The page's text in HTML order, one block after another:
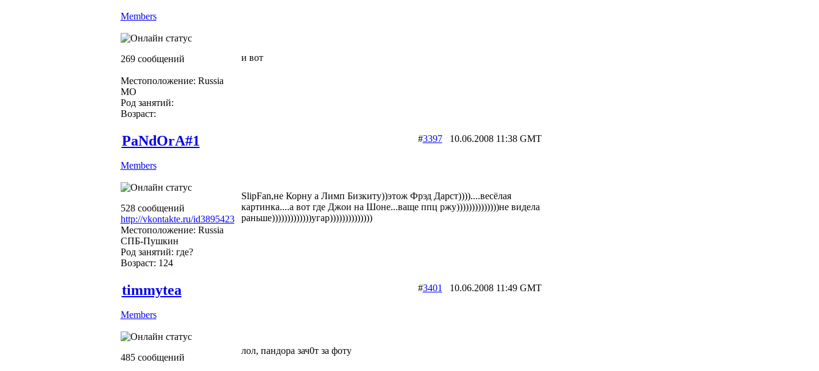
Members
269 сообщений
Местоположение: Russia
МО
Род занятий:
Возраст:
и вот
PaNdOrA#1
Members
528 сообщений
http://vkontakte.ru/id3895423
Местоположение: Russia
СПБ-Пушкин
Род занятий: где?
Возраст: 124
#339710.06.2008 11:38 GMT
SlipFan,не Корну а Лимп Бизкиту))этож Фрэд Дарст))))....весёлая
картинка....а вот где Джои на Шоне...ваще ппц ржу))))))))))))))не видела
раньше)))))))))))))угар))))))))))))))
timmytea
Members
485 сообщений
#3401 10.06.2008 11:49 GMT
лол, пандора зач0т за фоту